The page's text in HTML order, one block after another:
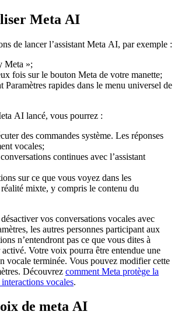
Meta AI
de lancer l’assistant Meta AI, par exemple :
Meta »;
fois sur le bouton Meta de votre manette;
Paramètres rapides dans le menu universel de
AI lancé, vous pourrez :
des commandes système. Les réponses
vocales;
continues avec l’assistant
sur ce que vous voyez dans les
mixte, y compris le contenu du
vos conversations vocales avec
les autres personnes participant aux
n’entendront pas ce que vous dites à
Votre voix pourra être entendue une
vocale terminée. Vous pouvez modifier cette
Découvrez comment Meta protège la
vocales.
de meta AI